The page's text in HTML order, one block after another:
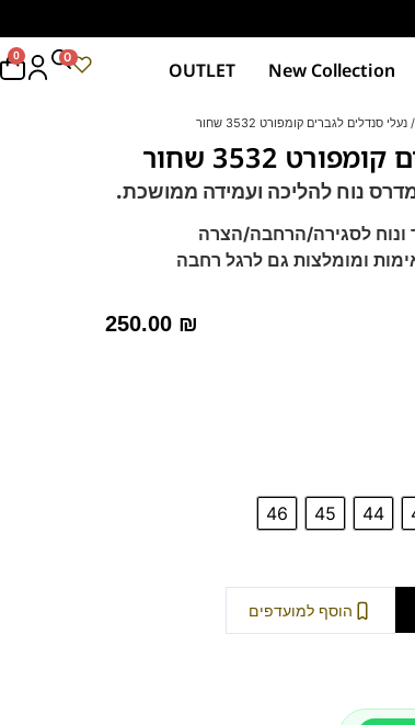
New Collection
OUTLET
0 0
/ נעלי סנדלים לגברים קומפורט 3532 שחור
3532 שחור
נוח להליכה ועמידה ממושכת.
ומומלצות גם לרגל רחבה
250.00 ₪
44
45
46
הוסף למועדפים